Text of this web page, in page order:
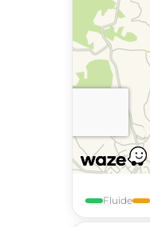
Fluide